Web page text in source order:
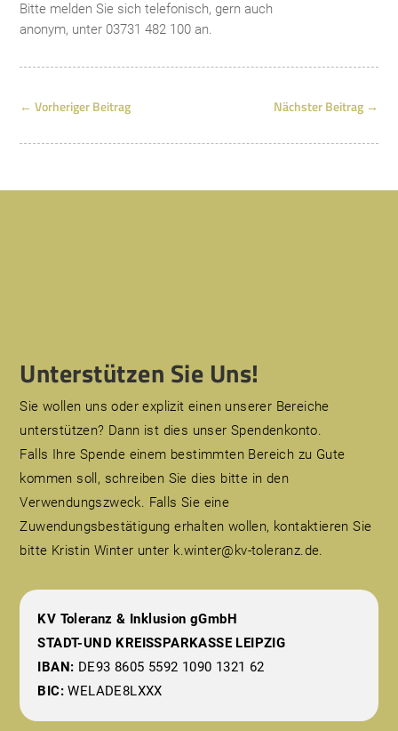
Bitte melden Sie sich telefonisch, gern auch
anonym, unter 03731 482 100 an.
←Vorheriger Beitrag Nächster Beitrag→
Unterstützen Sie Uns!
Sie wollen uns oder explizit einen unserer Bereiche
unterstützen? Dann ist dies unser Spendenkonto.
Falls Ihre Spende einem bestimmten Bereich zu Gute
kommen soll, schreiben Sie dies bitte in den
Verwendungszweck. Falls Sie eine
Zuwendungsbestätigung erhalten wollen, kontaktieren Sie
bitte Kristin Winter unter k.winter@kv-toleranz.de.
KV Toleranz & Inklusion gGmbH
STADT-UND KREISSPARKASSE LEIPZIG
IBAN: DE93 8605 5592 1090 1321 62
BIC: WELADE8LXXX